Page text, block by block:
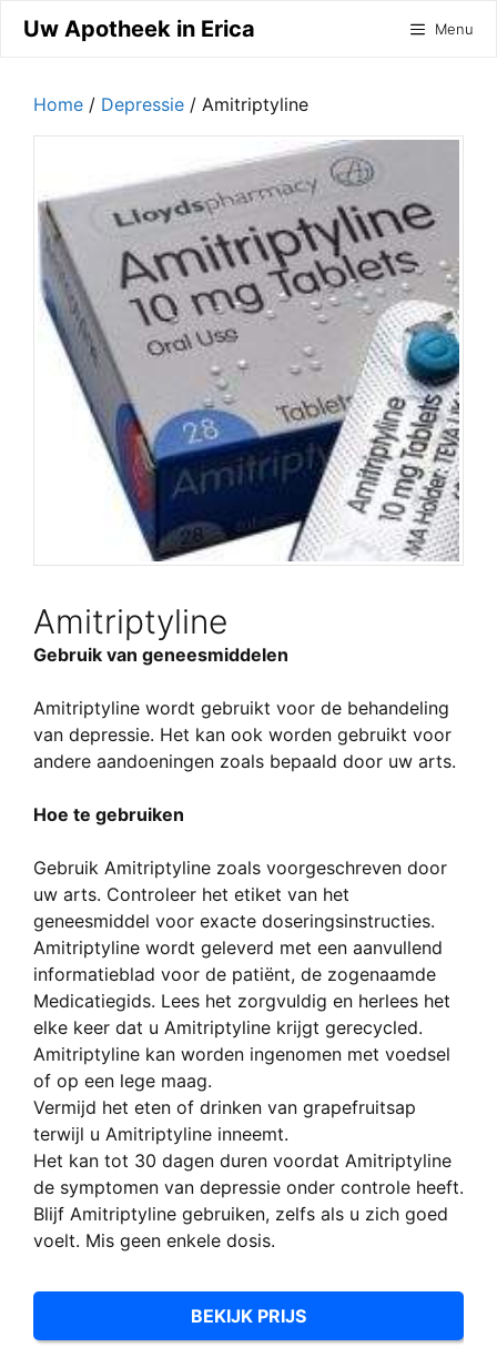
naar
inhoud
Uw Apotheek in Erica Menu
Home / Depressie / Amitriptyline
Amitriptyline
Gebruik van geneesmiddelen
Amitriptyline wordt gebruikt voor de behandeling
van depressie. Het kan ook worden gebruikt voor
andere aandoeningen zoals bepaald door uw arts.
Hoe te gebruiken
Gebruik Amitriptyline zoals voorgeschreven door
uw arts. Controleer het etiket van het
geneesmiddel voor exacte doseringsinstructies.
Amitriptyline wordt geleverd met een aanvullend
informatieblad voor de patiënt, de zogenaamde
Medicatiegids. Lees het zorgvuldig en herlees het
elke keer dat u Amitriptyline krijgt gerecycled.
Amitriptyline kan worden ingenomen met voedsel
of op een lege maag.
Vermijd het eten of drinken van grapefruitsap
terwijl u Amitriptyline inneemt.
Het kan tot 30 dagen duren voordat Amitriptyline
de symptomen van depressie onder controle heeft.
Blijf Amitriptyline gebruiken, zelfs als u zich goed
voelt. Mis geen enkele dosis.
BEKIJK PRIJS